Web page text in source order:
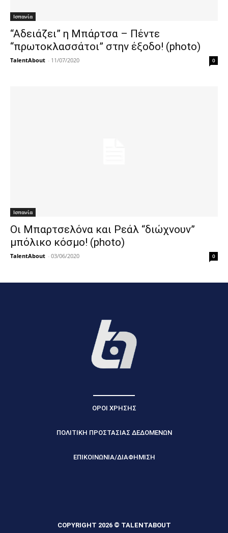
Ισπανία
“Αδειάζει” η Μπάρτσα – Πέντε
“πρωτοκλασσάτοι” στην έξοδο! (photo)
TalentAbout - 11/07/2020 0
Ισπανία
Οι Μπαρτσελόνα και Ρεάλ “διώχνουν”
μπόλικο κόσμο! (photo)
TalentAbout - 03/06/2020 0
ΟΡΟΙ ΧΡΗΣΗΣ
ΠΟΛΙΤΙΚΗ ΠΡΟΣΤΑΣΙΑΣ ΔΕΔΟΜΕΝΩΝ
ΕΠΙΚΟΙΝΩΝΙΑ/ΔΙΑΦΗΜΙΣΗ
COPYRIGHT 2026 © TALENTABOUT